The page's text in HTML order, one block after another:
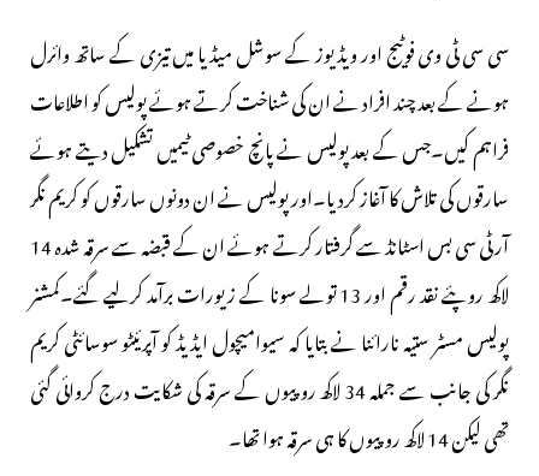
سی سی ٹی وی فوٹیج اور ویڈیوز کے سوشل میڈیا میں تیزی کے ساتھ وائرل
ہونے کے بعد چند افراد نے ان کی شناخت کرتے ہوئے پولیس کو اطلاعات
فراہم کیں۔جس کے بعد پولیس نے پانچ خصوصی ٹیمیں تشکیل دیتے ہوئے
سارقوں کی تلاش کا آغاز کردیا۔اور پولیس نے ان دونوں سارقوں کو کریم نگر
آر ٹی سی بس اسٹانڈ سے گرفتار کرتے ہوئے ان کے قبضہ سے سرقہ شدہ 14
لاکھ روپئے نقد رقم اور 13 تولے سونا کے زیورات برآمد کرلیے گئے۔کمشنر
پولیس مسٹر ستیہ نارائنا نے بتایا کہ سیوامیچول ایڈیڈ کو آپرئیٹو سوسائٹی کریم
نگر کی جانب سے جملہ 34 لاکھ روپیوں کے سرقہ کی شکایت درج کروائی گئی
تھی لیکن 14 لاکھ روپیوں کا ہی سرقہ ہوا تھا۔